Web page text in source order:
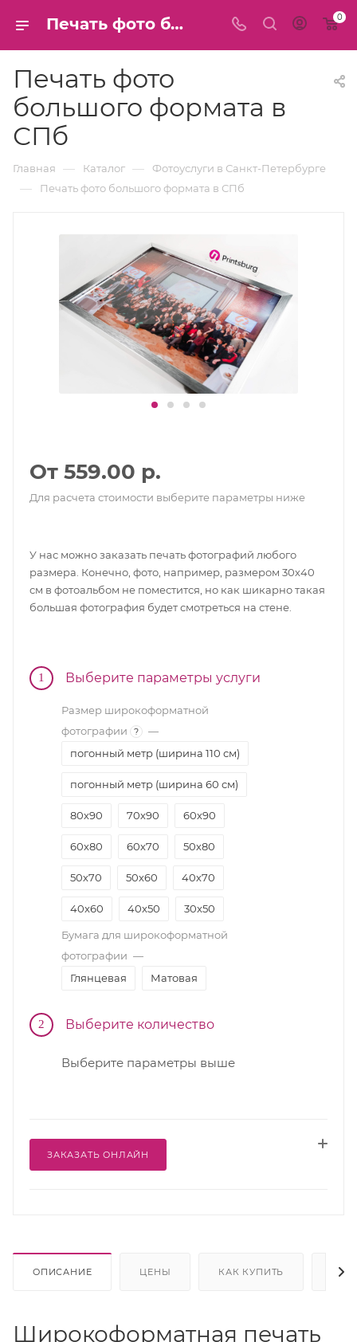
Печать фото большого формата в СПб 0
Печать фото
большого формата в
СПб
Главная — Каталог — Фотоуслуги в Санкт-Петербурге
— Печать фото большого формата в СПб
От 559.00 р.
Для расчета стоимости выберите параметры ниже
У нас можно заказать печать фотографий любого
размера. Конечно, фото, например, размером 30х40
см в фотоальбом не поместится, но как шикарно такая
большая фотография будет смотреться на стене.
1 Выберите параметры услуги
Размер широкоформатной
фотографии
?
—
погонный метр (ширина 110 см)
погонный метр (ширина 60 см)
80х90 70х90 60х90
60х80 60х70 50х80
50х70 50х60 40х70
40x60 40x50 30x50
30x45 30х40
Бумага для широкоформатной
фотографии —
Глянцевая
Матовая
2 Выберите количество
Выберите параметры выше
ЗАКАЗАТЬ ОНЛАЙН
ОПИСАНИЕ ЦЕНЫ КАК КУПИТЬ
Широкоформатная печать